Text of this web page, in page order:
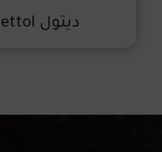
ديتول Dettol